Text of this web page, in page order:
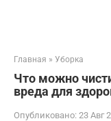
Главная » Уборка
Что можно
вреда для
Опубликовано: 23 Авг